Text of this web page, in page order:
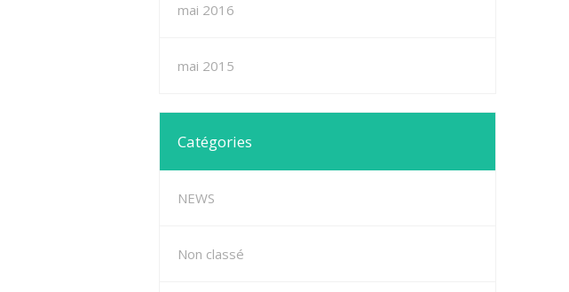
mai 2016
mai 2015
Catégories
NEWS
Non classé